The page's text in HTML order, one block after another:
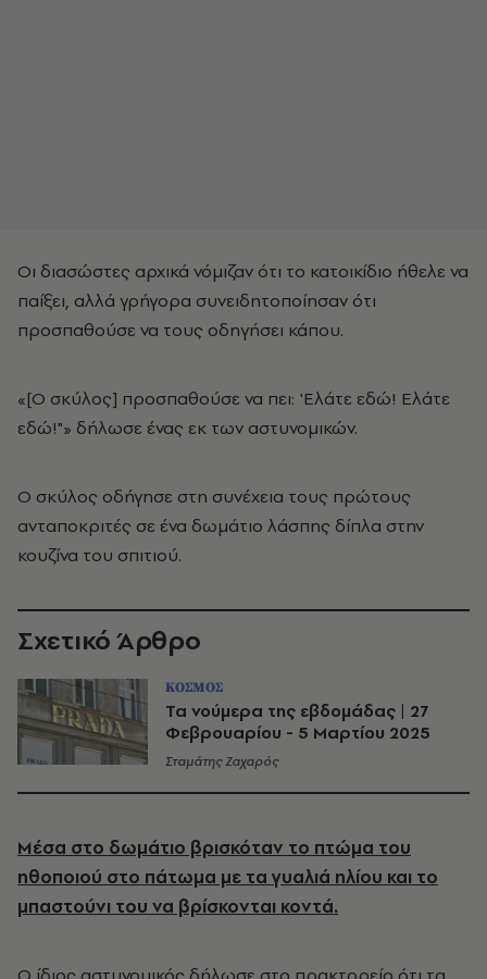
Οι διασώστες αρχικά νόμιζαν ότι το κατοικίδιο ήθελε να
παίξει, αλλά γρήγορα συνειδητοποίησαν ότι
προσπαθούσε να τους οδηγήσει κάπου.
«[Ο σκύλος] προσπαθούσε να πει: 'Ελάτε εδώ! Ελάτε
εδώ!"» δήλωσε ένας εκ των αστυνομικών.
Ο σκύλος οδήγησε στη συνέχεια τους πρώτους
ανταποκριτές σε ένα δωμάτιο λάσπης δίπλα στην
κουζίνα του σπιτιού.
Σχετικό Άρθρο
ΚΟΣΜΟΣ
Τα νούμερα της εβδομάδας | 27
Φεβρουαρίου - 5 Μαρτίου 2025
Σταμάτης Ζαχαρός
Μέσα στο δωμάτιο βρισκόταν το πτώμα του
ηθοποιού στο πάτωμα με τα γυαλιά ηλίου και το
μπαστούνι του να βρίσκονται κοντά.